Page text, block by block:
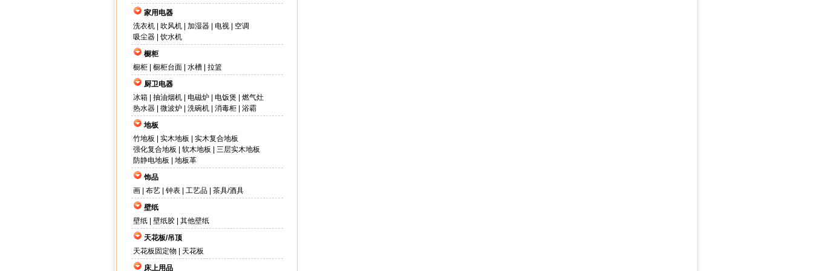
家用电器
洗衣机| 吹风机| 加湿器| 电视|
空调
吸尘器| 饮水机
橱柜
橱柜| 橱柜台面| 水槽| 拉篮
厨卫电器
冰箱| 抽油烟机| 电磁炉| 电饭煲
燃气灶
热水器| 微波炉| 洗碗机| 消毒柜| 浴霸
地板
竹地板
实木地板
实木复合地板
强化复合地板
软木地板
三层实木地板
防静电地板
地板革
饰品
画| 布艺| 钟表| 工艺品| 茶具/酒具
壁纸
壁纸| 壁纸胶| 其他壁纸
天花板/吊顶
天花板固定物
天花板
床上用品